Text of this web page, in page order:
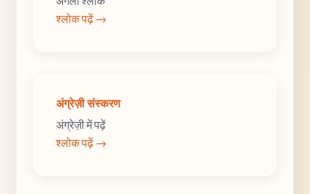
श्लोक पढ़ें →
अंग्रेज़ी संस्करण
अंग्रेज़ी में पढ़ें
श्लोक पढ़ें →